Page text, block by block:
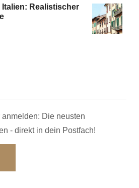
Realistischer
Die neusten
- direkt in dein Postfach!